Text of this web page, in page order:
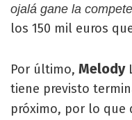
ojalá gane la
los 150 mil euros
Por último, Melody
tiene previsto
próximo, por lo